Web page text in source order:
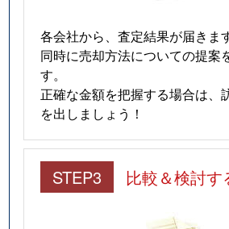
各会社から、査定結果が届きます
同時に売却方法についての提案
す。
正確な金額を把握する場合は、
を出しましょう！
STEP3 比較＆検討す